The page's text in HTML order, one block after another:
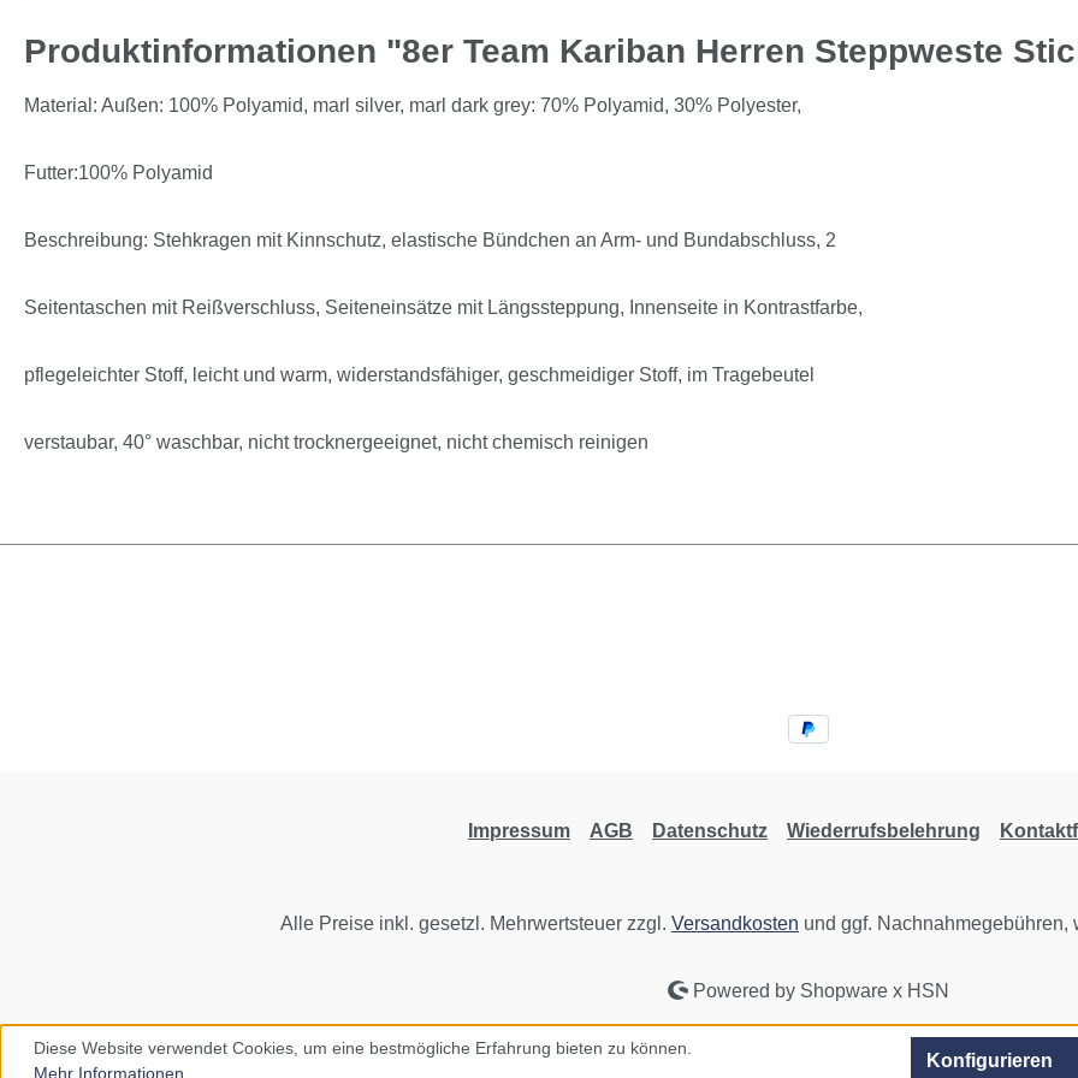
Produktinformationen "8er Team Kariban Herren Steppweste
Material: Außen: 100% Polyamid, marl silver, marl dark grey: 70% Polyamid, 30% Polyester,
Futter:100% Polyamid
Beschreibung: Stehkragen mit Kinnschutz, elastische Bündchen an Arm- und Bundabschluss, 2
Seitentaschen mit Reißverschluss, Seiteneinsätze mit Längssteppung, Innenseite in Kontrastfarbe,
pflegeleichter Stoff, leicht und warm, widerstandsfähiger, geschmeidiger Stoff, im Tragebeutel
verstaubar, 40° waschbar, nicht trocknergeeignet, nicht chemisch reinigen
Impressum AGB Datenschutz Wiederrufsbelehrung
Alle Preise inkl. gesetzl. Mehrwertsteuer zzgl. Versandkosten und ggf.
Powered by Shopware x HSN
Diese Website verwendet Cookies, um eine bestmögliche Erfahrung bieten zu können.
Mehr Informationen ...
Konfigurieren